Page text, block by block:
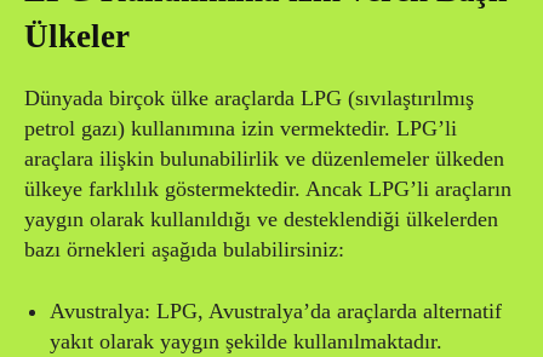
Ülkeler
Dünyada birçok ülke araçlarda LPG (sıvılaştırılmış
petrol gazı) kullanımına izin vermektedir. LPG’li
araçlara ilişkin bulunabilirlik ve düzenlemeler ülkeden
ülkeye farklılık göstermektedir. Ancak LPG’li araçların
yaygın olarak kullanıldığı ve desteklendiği ülkelerden
bazı örnekleri aşağıda bulabilirsiniz:
Avustralya: LPG, Avustralya’da araçlarda alternatif
yakıt olarak yaygın şekilde kullanılmaktadır.